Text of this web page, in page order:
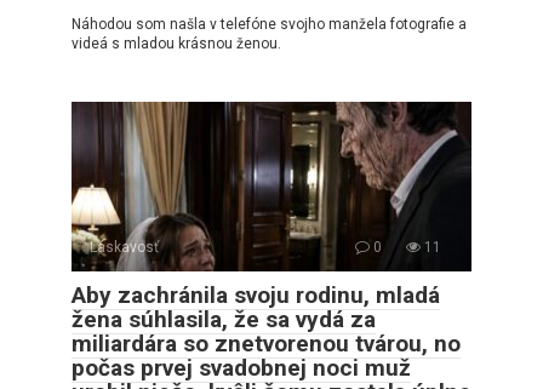
Náhodou som našla v telefóne svojho manžela fotografie a
videá s mladou krásnou ženou.
Láskavosť 0 11
Aby zachránila svoju rodinu, mladá
žena súhlasila, že sa vydá za
miliardára so znetvorenou tvárou, no
počas prvej svadobnej noci muž